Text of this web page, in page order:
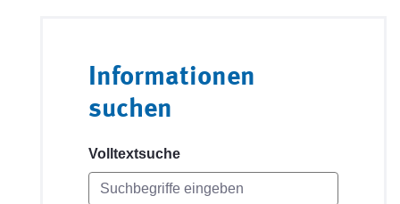
Informationen
suchen
Volltextsuche